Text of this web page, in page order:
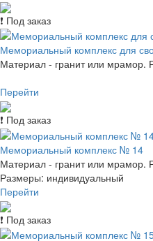
❗ Под заказ
Мемориальный комплекс для
Материал - гранит или мрамор.
Перейти
❗ Под заказ
Мемориальный комплекс № 14
Материал - гранит или мрамор.
Размеры: индивидуальный
Перейти
❗ Под заказ